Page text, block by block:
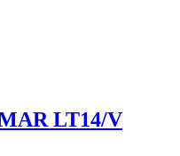
LT14/V